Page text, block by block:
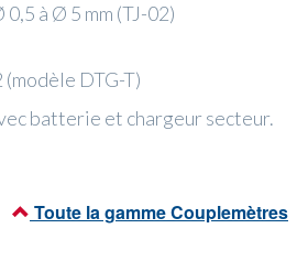
à Ø 5 mm (TJ-02)
DTG-T)
batterie et chargeur secteur.
Toute la gamme Couplemètres